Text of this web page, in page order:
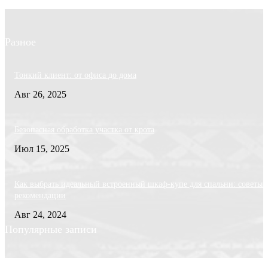
Разное
Тонкий клиент: от офиса до дома
Авг 26, 2025
Безопасная обработка участка от крота
Июл 15, 2025
Как выбрать идеальный встроенный шкаф-купе для спальни: советы
рекомендации
Авг 24, 2024
Популярные записи